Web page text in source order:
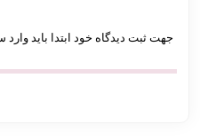
جهت ثبت دیدگاه خود ابتدا باید